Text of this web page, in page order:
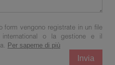
form vengono registrate in un file
o la gestione e il
Per saperne di più
Invia